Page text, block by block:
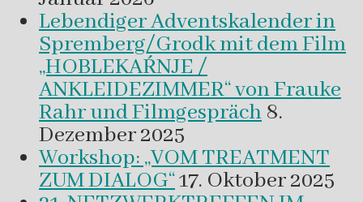
Lebendiger Adventskalender in
Spremberg/Grodk mit dem Film
„HOBLEKAŔNJE /
ANKLEIDEZIMMER“ von Frauke
Rahr und Filmgespräch 8.
Dezember 2025
Workshop: „VOM TREATMENT
ZUM DIALOG“17. Oktober 2025